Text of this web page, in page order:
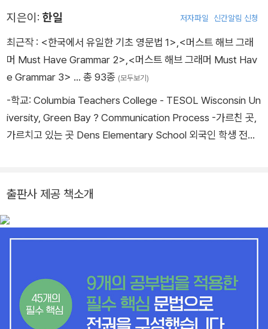
지은이: 한일 저자파일 신간알림 신청
최근작 : <한국에서 유일한 기초 영문법 1> <머스트 해브 그래
머 Must Have Grammar 2> <머스트 해브 그래머 Must Hav
e Grammar 3> … 총 93종 (모두보기)
-학교: Columbia Teachers College - TESOL Wisconsin Un
iversity, Green Bay ? Communication Process -가르친 곳,
가르치고 있는 곳 Dens Elementary School 외국인 학생 전담
한일잉글리쉬아카데미본사 -방송한 곳, 방송하고 있는 곳 EBS
매일 10분 포인트 영문법 EBS라디오 쉽고 재미있게 배우는 영문
법 ebs한국에서 유일한 기초 영문법 1, 2, 3 -교육정책지원 교과
출판사 제공 책소개